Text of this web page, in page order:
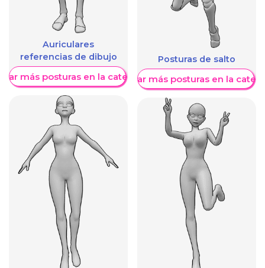
Auriculares
referencias de dibujo
más posturas en la categoría
Posturas de salto
Mostrar más posturas en la